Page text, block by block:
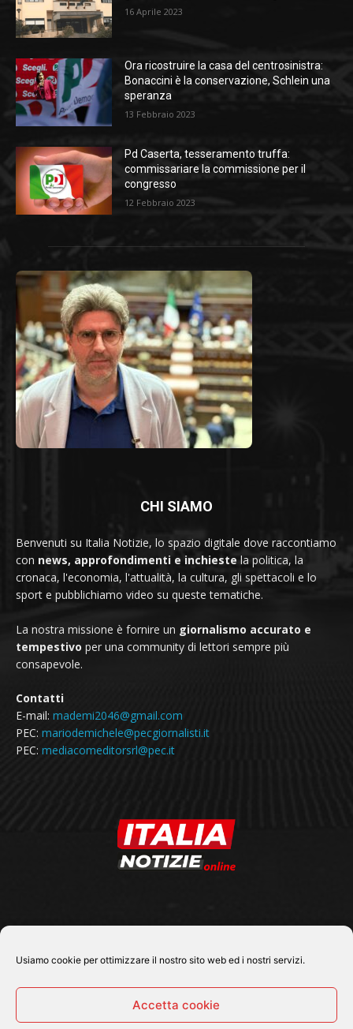
Usiamo cookie per ottimizzare il nostro sito web ed i nostri servizi.
Accetta cookie
16 Aprile 2023
Ora ricostruire la casa del centrosinistra:
Bonaccini è la conservazione, Schlein una
speranza
13 Febbraio 2023
Pd Caserta, tesseramento truffa:
commissariare la commissione per il
congresso
12 Febbraio 2023
CHI SIAMO
Benvenuti su Italia Notizie, lo spazio digitale dove raccontiamo
con news, approfondimenti e inchieste la politica, la
cronaca, l'economia, l'attualità, la cultura, gli spettacoli e lo
sport e pubblichiamo video su queste tematiche.
La nostra missione è fornire un giornalismo accurato e
tempestivo per una community di lettori sempre più
consapevole.
Contatti
E-mail: mademi2046@gmail.com
PEC: mariodemichele@pecgiornalisti.it
PEC: mediacomeditorsrl@pec.it
SEGUICI SU